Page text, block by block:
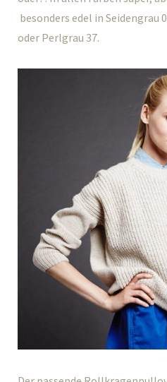
besonders edel in Seidengrau
oder Perlgrau 37.